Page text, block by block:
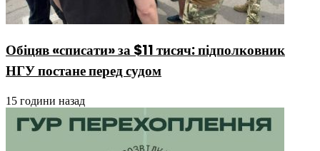
Обіцяв «списати» за $11 тисяч: підполковник
НГУ постане перед судом
15 години назад